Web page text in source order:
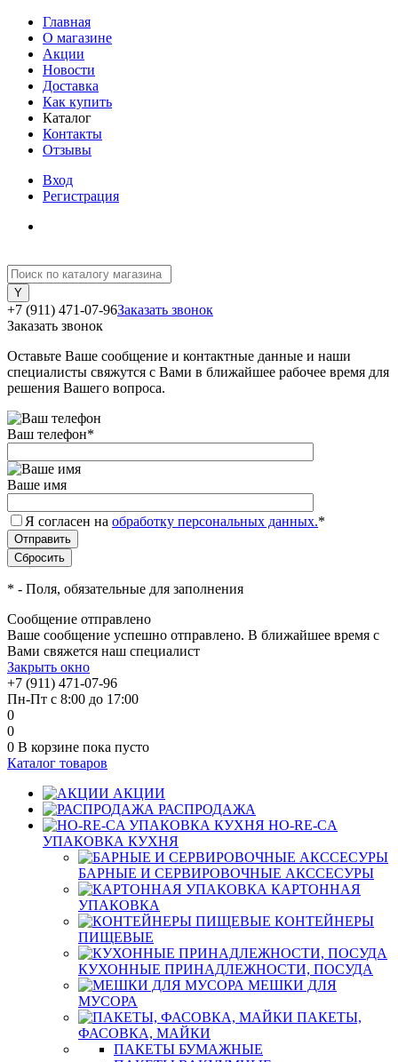
Главная
О магазине
Акции
Новости
Доставка
Как купить
Каталог
Контакты
Отзывы
Вход
Регистрация
+7 (911) 471-07-96Заказать звонок
Заказать звонок
Оставьте Ваше сообщение и контактные данные и наши
специалисты свяжутся с Вами в ближайшее рабочее время для
решения Вашего вопроса.
Ваш телефон*
Ваше имя
Я согласен на обработку персональных данных.*
* - Поля, обязательные для заполнения
Сообщение отправлено
Ваше сообщение успешно отправлено. В ближайшее время с
Вами свяжется наш специалист
Закрыть окно
+7 (911) 471-07-96
Пн-Пт с 8:00 до 17:00
0
0
0 В корзине пока пусто
Каталог товаров
АКЦИИ
РАСПРОДАЖА
HO-RE-CA
УПАКОВКА КУХНЯ
БАРНЫЕ И СЕРВИРОВОЧНЫЕ АКССЕСУРЫ
КАРТОННАЯ
УПАКОВКА
КОНТЕЙНЕРЫ
ПИЩЕВЫЕ
КУХОННЫЕ ПРИНАДЛЕЖНОСТИ, ПОСУДА
МЕШКИ ДЛЯ
МУСОРА
ПАКЕТЫ,
ФАСОВКА, МАЙКИ
ПАКЕТЫ БУМАЖНЫЕ